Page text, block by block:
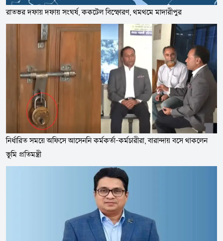
রাতভর দফায় দফায় সংঘর্ষ, ককটেল বিস্ফোরণ, থমথমে মাদারীপুর
নির্ধারিত সময়ে অফিসে আসেননি কর্মকর্তা-কর্মচারীরা, বারান্দায় বসে থাকলেন
ভূমি প্রতিমন্ত্রী